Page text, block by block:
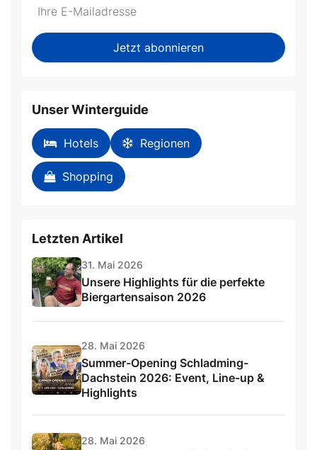
Do
fill
this
*Ihre
Mailadresse:
Jetzt abonnieren
Unser Winterguide
Hotels Regionen
Shopping
Letzten Artikel
31. Mai 2026
Unsere Highlights für die perfekte
Biergartensaison 2026
28. Mai 2026
Summer-Opening Schladming-
Dachstein 2026: Event, Line-up &
Highlights
28. Mai 2026